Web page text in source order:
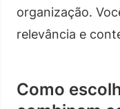
organização.
relevância e
Como